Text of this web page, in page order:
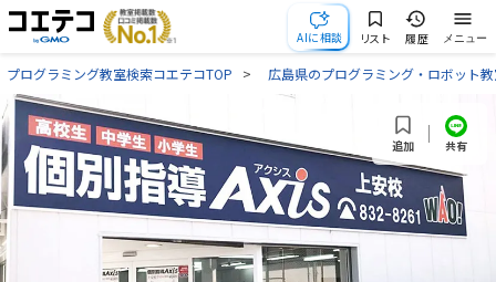
AIに相談 リスト 履歴 メニュー
プログラミング教室検索コエテコTOP 広島県のプログラミング・ロボット
追加 共有